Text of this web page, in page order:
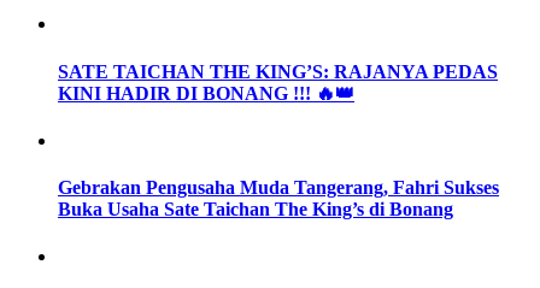
SATE TAICHAN THE KING’S: RAJANYA PEDAS
KINI HADIR DI BONANG !!! 🔥👑
Gebrakan Pengusaha Muda Tangerang, Fahri Sukses
Buka Usaha Sate Taichan The King’s di Bonang